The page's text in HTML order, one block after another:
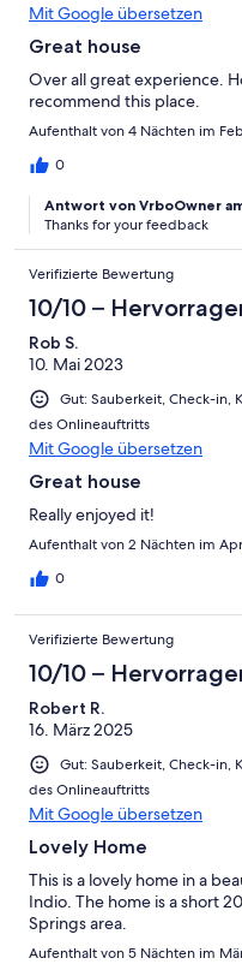
Mit Google übersetzen
Great house
Over all great experience.
recommend this place.
Aufenthalt von 4 Nächten im
0
Antwort von VrboOwner
Thanks for your feedback
Verifizierte Bewertung
10/10 –
Rob S.
10. Mai 2023
Gut: Sauberkeit, Check-in,
des Onlineauftritts
Mit Google übersetzen
Great house
Really enjoyed it!
Aufenthalt von 2 Nächten im
0
Verifizierte Bewertung
10/10 –
Robert R.
16. März 2025
Gut: Sauberkeit, Check-in,
des Onlineauftritts
Mit Google übersetzen
Lovely Home
This is a lovely home in a
Indio. The home is a short
Springs area.
Aufenthalt von 5 Nächten im